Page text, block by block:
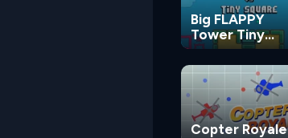
Big FLAPPY
Tower Tiny
Square
Copter Royale